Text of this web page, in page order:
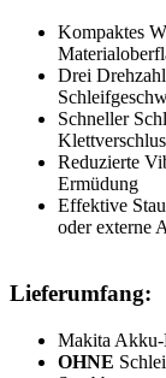
Kompaktes
Drei
Schneller
Reduzierte
Ermüdung
Effektive
oder externe
Lieferumfang:
Makita Akku-
OHNE